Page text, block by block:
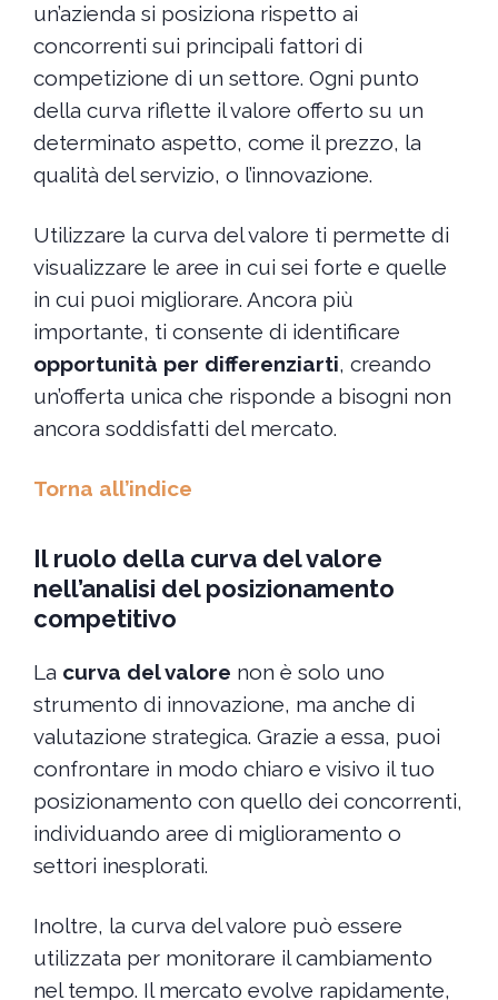
un’azienda si posiziona rispetto ai
concorrenti sui principali fattori di
competizione di un settore. Ogni punto
della curva riflette il valore offerto su un
determinato aspetto, come il prezzo, la
qualità del servizio, o l’innovazione.
Utilizzare la curva del valore ti permette di
visualizzare le aree in cui sei forte e quelle
in cui puoi migliorare. Ancora più
importante, ti consente di identificare
opportunità per differenziarti, creando
un’offerta unica che risponde a bisogni non
ancora soddisfatti del mercato.
Torna all’indice
Il ruolo della curva del valore
nell’analisi del posizionamento
competitivo
La curva del valore non è solo uno
strumento di innovazione, ma anche di
valutazione strategica. Grazie a essa, puoi
confrontare in modo chiaro e visivo il tuo
posizionamento con quello dei concorrenti,
individuando aree di miglioramento o
settori inesplorati.
Inoltre, la curva del valore può essere
utilizzata per monitorare il cambiamento
nel tempo. Il mercato evolve rapidamente,